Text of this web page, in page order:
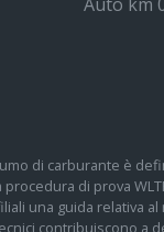
di carburante è
di prova
una guida relativa
contribuiscono a